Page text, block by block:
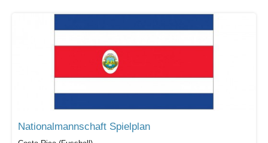
Nationalmannschaft Spielplan